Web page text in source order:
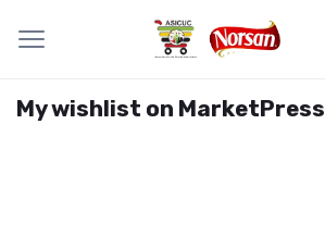
My wishlist on MarketPress